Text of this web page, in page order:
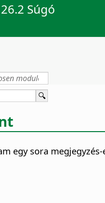
Súgó
egy sora megjegyzés-